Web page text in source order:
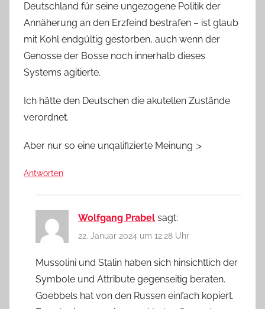
Deutschland für seine ungezogene Politik der
Annäherung an den Erzfeind bestrafen – ist glaub
mit Kohl endgültig gestorben, auch wenn der
Genosse der Bosse noch innerhalb dieses
Systems agitierte.
Ich hätte den Deutschen die akutellen Zustände
verordnet.
Aber nur so eine unqalifizierte Meinung ;>
Antworten
Wolfgang Prabel sagt:
22. Januar 2024 um 12:28 Uhr
Mussolini und Stalin haben sich hinsichtlich der
Symbole und Attribute gegenseitig beraten.
Goebbels hat von den Russen einfach kopiert.